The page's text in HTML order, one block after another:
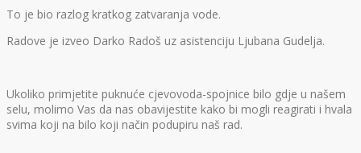
To je bio razlog kratkog zatvaranja vode.
Radove je izveo Darko Radoš uz asistenciju Ljubana Gudelja.
Ukoliko primjetite puknuće cjevovoda-spojnice bilo gdje u našem
selu, molimo Vas da nas obavijestite kako bi mogli reagirati i hvala
svima koji na bilo koji način podupiru naš rad.